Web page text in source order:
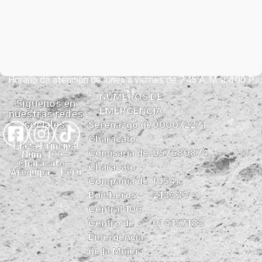
Horario de atención de lunes a viernes de 7:45 A. M. a 4:00 P.
M.
Síguenos en
nuestras redes
sociales:
Plaza Principal
Núm. 100 –
Characato –
Arequipa – Perú
NÚMEROS DE
EMERGENCIA
Serenazgo de
Characato
900072271
Comisaria de
Characato
957689874
Compañía de
Bomberos -
Central 106
(054)
213333
Centro de
Emergencia
de la Mujer
914157183